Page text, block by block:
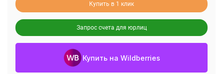
Купить в 1 клик
Запрос счета для юрлиц
Купить на Wildberries